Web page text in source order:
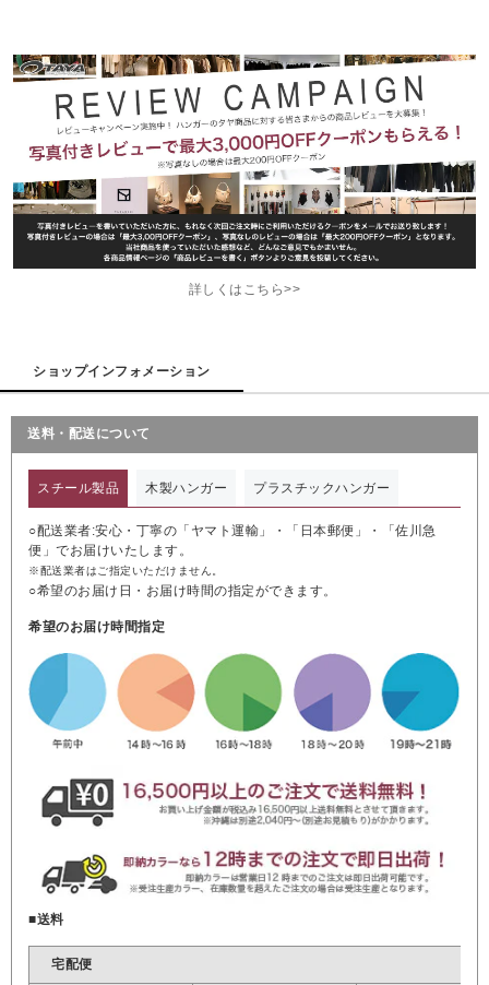
詳しくはこちら>>
ショップインフォメーション
送料・配送について
スチール製品 木製ハンガー プラスチックハンガー
○配送業者:安心・丁寧の「ヤマト運輸」・「日本郵便」・「佐川急
便」でお届けいたします。
※配送業者はご指定いただけません。
○希望のお届け日・お届け時間の指定ができます。
希望のお届け時間指定
■送料
宅配便